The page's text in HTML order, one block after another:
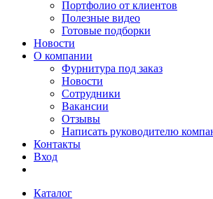
Портфолио от клиентов
Полезные видео
Готовые подборки
Новости
О компании
Фурнитура под заказ
Новости
Сотрудники
Вакансии
Отзывы
Написать руководителю
Контакты
Вход
Каталог